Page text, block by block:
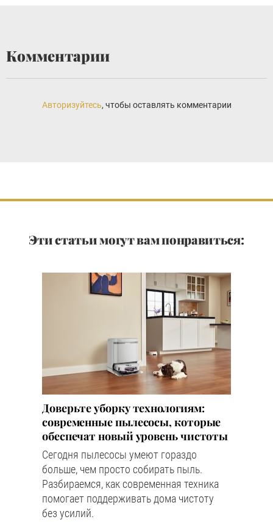
Комментарии
Авторизуйтесь, чтобы оставлять комментарии
Эти статьи могут вам понравиться:
Доверьте уборку технологиям:
современные пылесосы, которые
обеспечат новый уровень чистоты
Сегодня пылесосы умеют гораздо
больше, чем просто собирать пыль.
Разбираемся, как современная техника
помогает поддерживать дома чистоту
без усилий.